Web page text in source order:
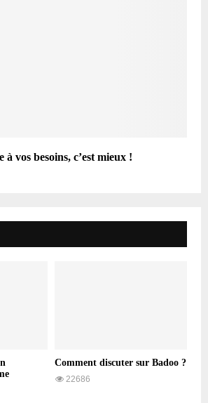
vos besoins, c’est mieux !
Comment discuter sur Badoo ?
22686